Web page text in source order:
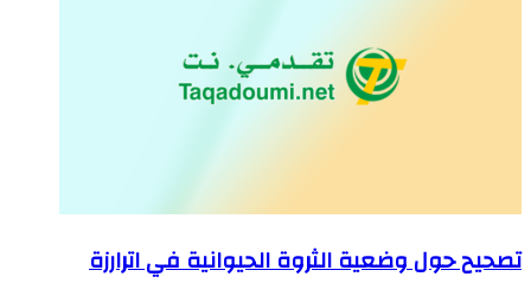
تصحيح حول وضعية الثروة الحيوانية في اترارزة